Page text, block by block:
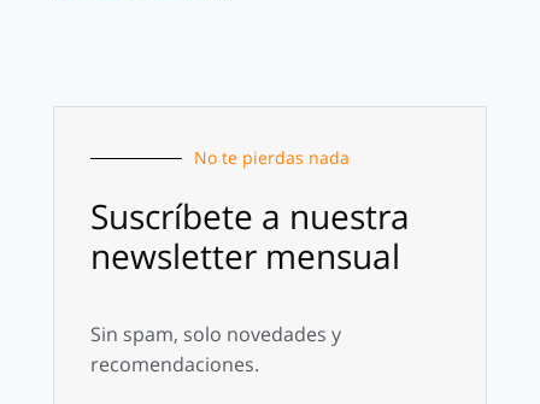
No te pierdas nada
Suscríbete a nuestra
newsletter mensual
Sin spam, solo novedades y
recomendaciones.